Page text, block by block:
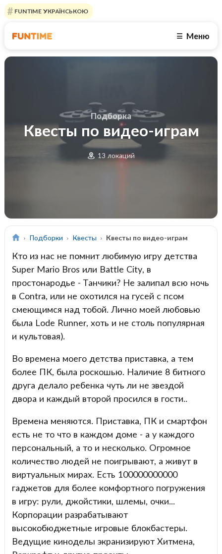
FUNTIME УКРАЇНСЬКОЮ
☰ Меню
Подборка
Квесты по видео-играм
13 локаций
Подборки Квесты Квесты по видео-играм
Кто из нас не помнит любимую игру детства
Super Mario Bros или Battle City, в
простонародье - Танчики? Не залипал всю ночь
в Contra, или не охотился на гусей с псом
смеющимся над тобой. Лично моей любовью
была Lode Runner, хоть и не столь популярная
и культовая).
Во времена моего детства приставка, а тем
более ПК, была роскошью. Наличие 8 битного
друга делало ребенка чуть ли не звездой
двора и каждый второй просился в гости..
Времена меняются. Приставка, ПК и смартфон
есть не то что в каждом доме - а у каждого
персональный, а то и несколько. Огромное
количество людей не поигрывают, а живут в
виртуальных мирах. Есть 100000000000
гаджетов для более комфортного погружения
в игру: рули, джойстики, шлемы, очки...
Корпорации разрабатывают
высокобюджетные игровые блокбастеры.
Ведущие киноделы экранизируют Хитмена,